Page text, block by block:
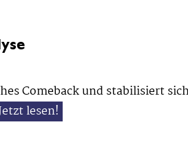
Comeback und stabilisiert
lesen!